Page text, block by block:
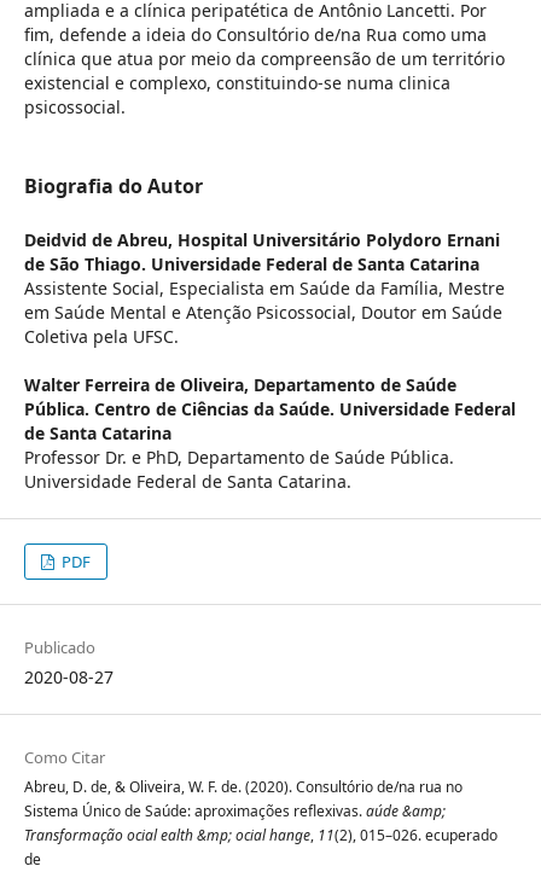
ampliada e a clínica peripatética de Antônio Lancetti. Por
fim, defende a ideia do Consultório de/na Rua como uma
clínica que atua por meio da compreensão de um território
existencial e complexo, constituindo-se numa clinica
psicossocial.
Biografia do Autor
Deidvid de Abreu, Hospital Universitário Polydoro Ernani
de São Thiago. Universidade Federal de Santa Catarina
Assistente Social, Especialista em Saúde da Família, Mestre
em Saúde Mental e Atenção Psicossocial, Doutor em Saúde
Coletiva pela UFSC.
Walter Ferreira de Oliveira, Departamento de Saúde
Pública. Centro de Ciências da Saúde. Universidade Federal
de Santa Catarina
Professor Dr. e PhD, Departamento de Saúde Pública.
Universidade Federal de Santa Catarina.
PDF
Publicado
2020-08-27
Como Citar
Abreu, D. de, & Oliveira, W. F. de. (2020). Consultório de/na rua no
Sistema Único de Saúde: aproximações reflexivas.aúde &amp;
Transformação ocial ealth &mp; ocial hange, 11(2), 015–026. ecuperado
de